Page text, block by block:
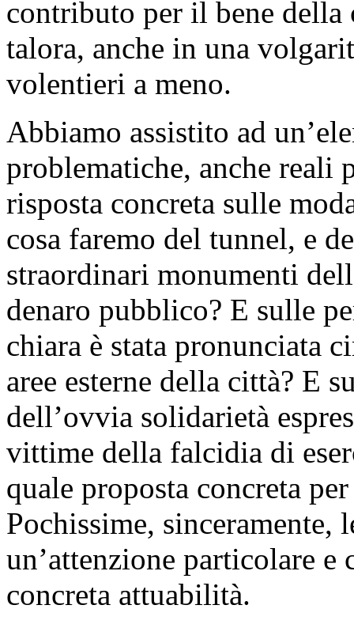
contributo per il bene della
talora, anche in una
volentieri a meno.
Abbiamo assistito ad
problematiche, anche reali
risposta concreta sulle
cosa faremo del tunnel, e
straordinari monumenti
denaro pubblico? E sulle
chiara è stata pronunciata
aree esterne della città? E
dell’ovvia solidarietà
vittime della falcidia di
quale proposta concreta
Pochissime,
un’attenzione particolare e
concreta attuabilità.